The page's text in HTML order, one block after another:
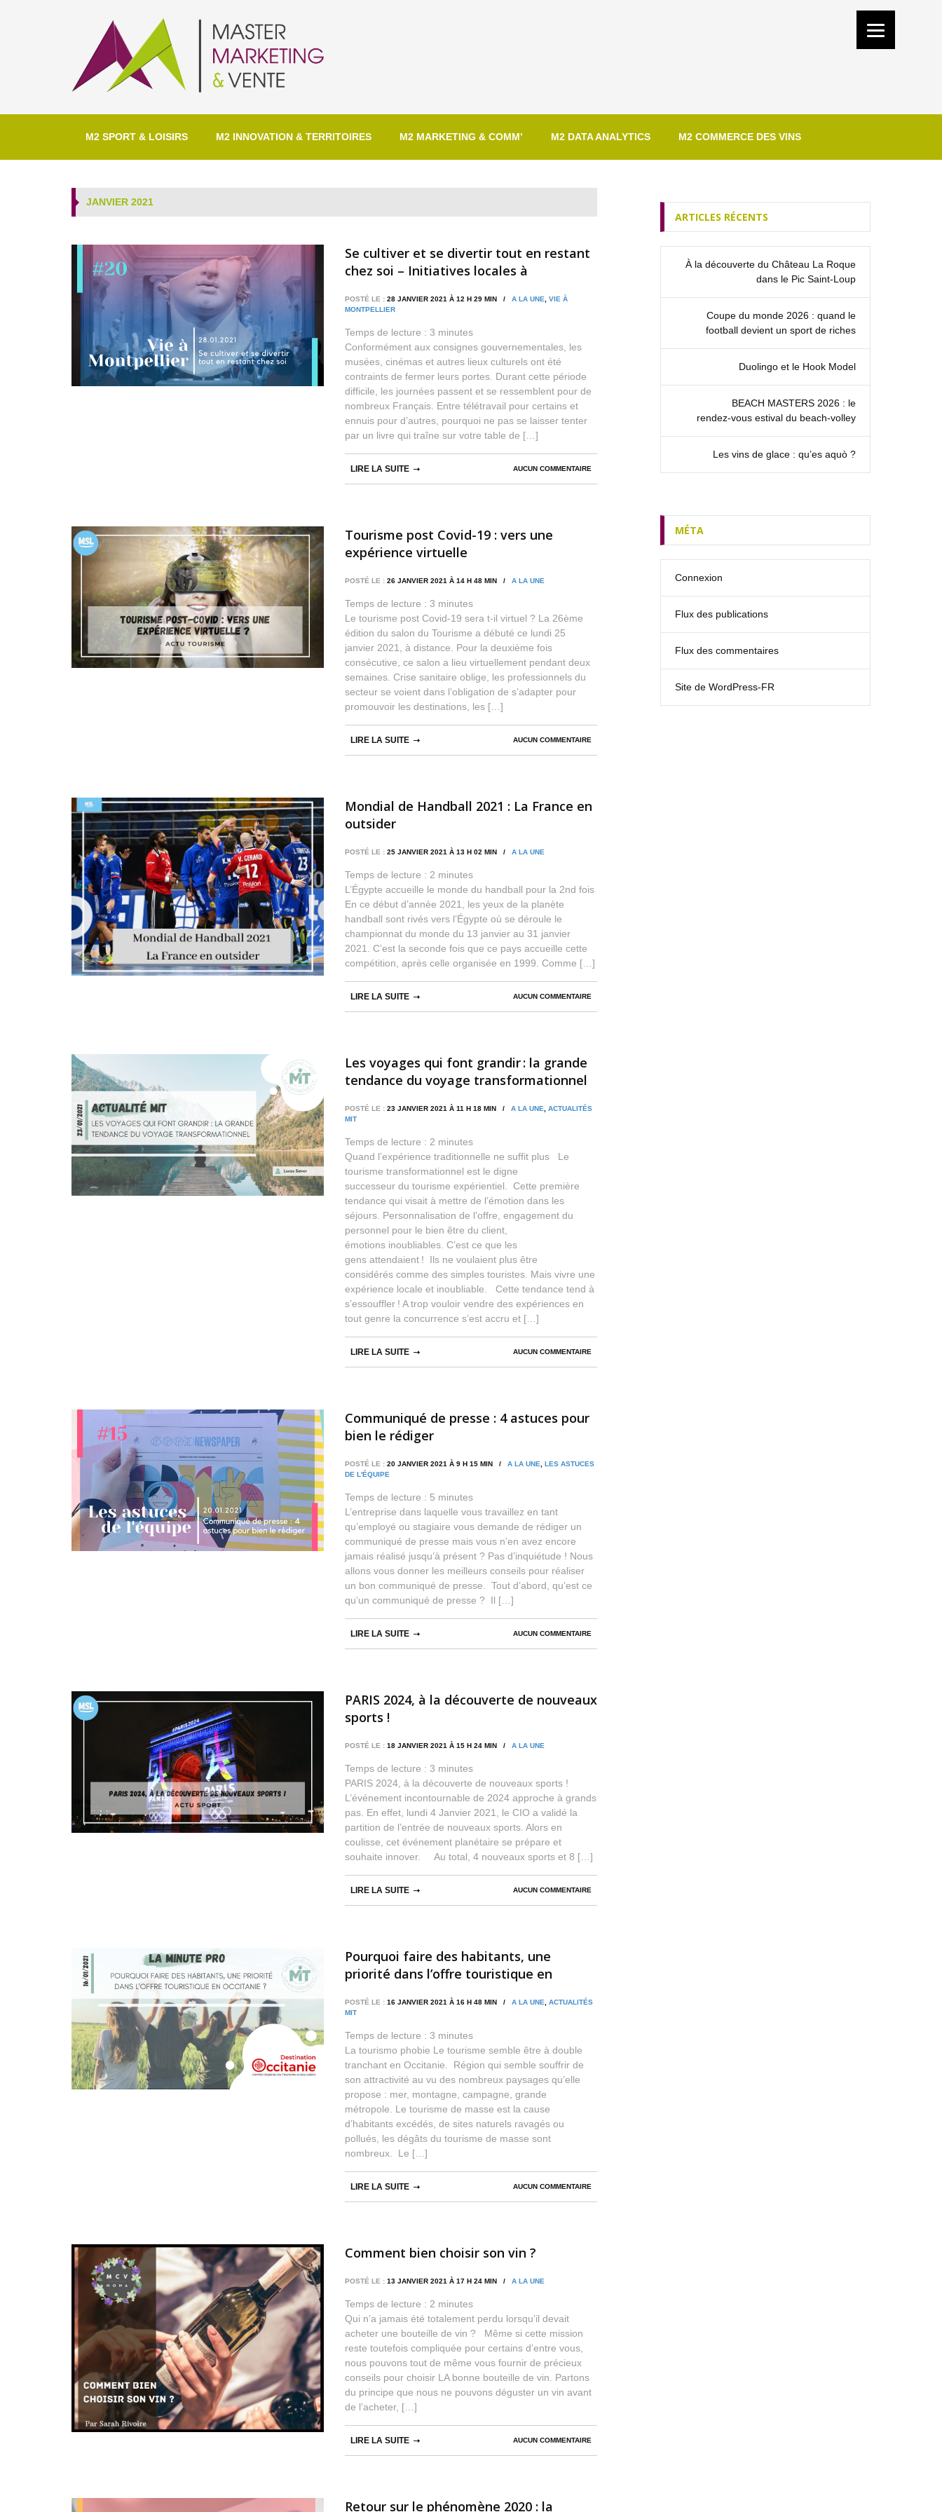
M2 SPORT & LOISIRS M2 INNOVATION & TERRITOIRES M2 MARKETING & COMM’ M2 DATA ANALYTICS M2 COMMERCE DES VINS
JANVIER 2021
Se cultiver et se divertir tout en restant
chez soi – Initiatives locales à
POSTÉ LE : 28 JANVIER 2021 À 12 H 29 MIN / A LA UNE
VIE À
MONTPELLIER
Temps de lecture : 3 minutes
Conformément aux consignes gouvernementales, les
musées, cinémas et autres lieux culturels ont été
contraints de fermer leurs portes. Durant cette période
difficile, les journées passent et se ressemblent pour de
nombreux Français. Entre télétravail pour certains et
ennuis pour d’autres, pourquoi ne pas se laisser tenter
par un livre qui traîne sur votre table de […]
AUCUN COMMENTAIRE
LIRE LA SUITE
Tourisme post Covid-19 : vers une
expérience virtuelle
POSTÉ LE : 26 JANVIER 2021 À 14 H 48 MIN / A LA UNE
Temps de lecture : 3 minutes
Le tourisme post Covid-19 sera t-il virtuel ? La 26ème
édition du salon du Tourisme a débuté ce lundi 25
janvier 2021, à distance. Pour la deuxième fois
consécutive, ce salon a lieu virtuellement pendant deux
semaines. Crise sanitaire oblige, les professionnels du
secteur se voient dans l’obligation de s’adapter pour
promouvoir les destinations, les […]
AUCUN COMMENTAIRE
LIRE LA SUITE
Mondial de Handball 2021 : La France en
outsider
POSTÉ LE : 25 JANVIER 2021 À 13 H 02 MIN / A LA UNE
Temps de lecture : 2 minutes
L’Égypte accueille le monde du handball pour la 2nd fois
En ce début d’année 2021, les yeux de la planète
handball sont rivés vers l’Égypte où se déroule le
championnat du monde du 13 janvier au 31 janvier
2021. C’est la seconde fois que ce pays accueille cette
compétition, après celle organisée en 1999. Comme […]
AUCUN COMMENTAIRE
LIRE LA SUITE
Les voyages qui font grandir : la grande
tendance du voyage transformationnel
POSTÉ LE : 23 JANVIER 2021 À 11 H 18 MIN / A LA UNE
ACTUALITÉS
MIT
Temps de lecture : 2 minutes
Quand l’expérience traditionnelle ne suffit plus Le
tourisme transformationnel est le digne
successeur du tourisme expérientiel. Cette première
tendance qui visait à mettre de l’émotion dans les
séjours. Personnalisation de l’offre, engagement du
personnel pour le bien être du client,
émotions inoubliables. C’est ce que les
gens attendaient ! Ils ne voulaient plus être
considérés comme des simples touristes. Mais vivre une
expérience locale et inoubliable. Cette tendance tend à
s’essouffler ! A trop vouloir vendre des expériences en
tout genre la concurrence s’est accru et […]
AUCUN COMMENTAIRE
LIRE LA SUITE
Communiqué de presse : 4 astuces pour
bien le rédiger
POSTÉ LE : 20 JANVIER 2021 À 9 H 15 MIN / A LA UNE
LES ASTUCES
DE L'ÉQUIPE
Temps de lecture : 5 minutes
L’entreprise dans laquelle vous travaillez en tant
qu’employé ou stagiaire vous demande de rédiger un
communiqué de presse mais vous n’en avez encore
jamais réalisé jusqu’à présent ? Pas d’inquiétude ! Nous
allons vous donner les meilleurs conseils pour réaliser
un bon communiqué de presse. Tout d’abord, qu’est ce
qu’un communiqué de presse ? Il […]
AUCUN COMMENTAIRE
LIRE LA SUITE
PARIS 2024, à la découverte de nouveaux
sports !
POSTÉ LE : 18 JANVIER 2021 À 15 H 24 MIN / A LA UNE
Temps de lecture : 3 minutes
PARIS 2024, à la découverte de nouveaux sports !
L’événement incontournable de 2024 approche à grands
pas. En effet, lundi 4 Janvier 2021, le CIO a validé la
partition de l’entrée de nouveaux sports. Alors en
coulisse, cet événement planétaire se prépare et
souhaite innover. Au total, 4 nouveaux sports et 8 […]
AUCUN COMMENTAIRE
LIRE LA SUITE
Pourquoi faire des habitants, une
priorité dans l’offre touristique en
POSTÉ LE : 16 JANVIER 2021 À 16 H 48 MIN / A LA UNE
ACTUALITÉS
MIT
Temps de lecture : 3 minutes
La tourismo phobie Le tourisme semble être à double
tranchant en Occitanie. Région qui semble souffrir de
son attractivité au vu des nombreux paysages qu’elle
propose : mer, montagne, campagne, grande
métropole. Le tourisme de masse est la cause
d’habitants excédés, de sites naturels ravagés ou
pollués, les dégâts du tourisme de masse sont
nombreux. Le […]
AUCUN COMMENTAIRE
LIRE LA SUITE
Comment bien choisir son vin ?
POSTÉ LE : 13 JANVIER 2021 À 17 H 24 MIN / A LA UNE
Temps de lecture : 2 minutes
Qui n’a jamais été totalement perdu lorsqu’il devait
acheter une bouteille de vin ? Même si cette mission
reste toutefois compliquée pour certains d’entre vous,
nous pouvons tout de même vous fournir de précieux
conseils pour choisir LA bonne bouteille de vin. Partons
du principe que nous ne pouvons déguster un vin avant
de l’acheter, […]
AUCUN COMMENTAIRE
LIRE LA SUITE
Retour sur le phénomène 2020 : la
ARTICLES RÉCENTS
À la découverte du Château La Roque
dans le Pic Saint‑Loup
Coupe du monde 2026 : quand le
football devient un sport de riches
Duolingo et le Hook Model
BEACH MASTERS 2026 : le
rendez‑vous estival du beach-volley
Les vins de glace : qu’es aquò ?
MÉTA
Connexion
Flux des publications
Flux des commentaires
Site de WordPress-FR